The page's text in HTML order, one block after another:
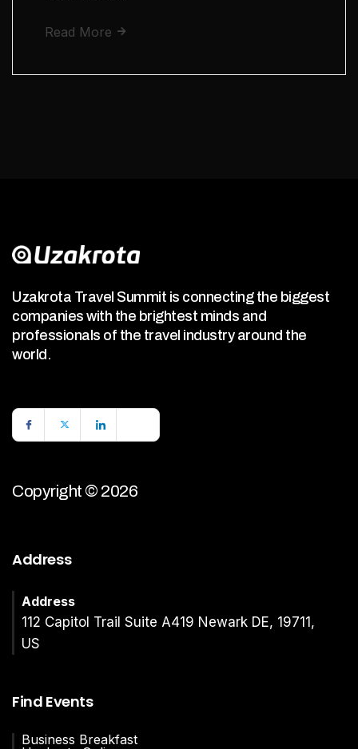
Read More
Uzakrota Travel Summit is connecting the biggest
companies with the brightest minds and
professionals of the travel industry around the
world.
Copyright © 2026
Address
Address
112 Capitol Trail Suite A419 Newark DE, 19711,
US
Find Events
Business Breakfast